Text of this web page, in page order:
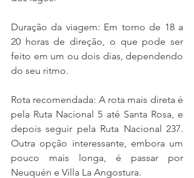
Duração da viagem: Em torno de 18 a
20 horas de direção, o que pode ser
feito em um ou dois dias, dependendo
do seu ritmo.
Rota recomendada: A rota mais direta é
pela Ruta Nacional 5 até Santa Rosa, e
depois seguir pela Ruta Nacional 237.
Outra opção interessante, embora um
pouco mais longa, é passar por
Neuquén e Villa La Angostura.